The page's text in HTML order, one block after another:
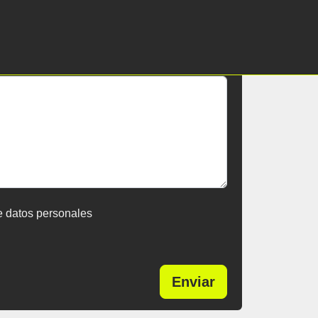
datos personales
Enviar